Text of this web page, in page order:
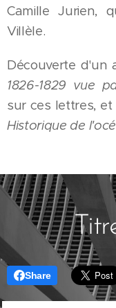
Camille Jurien,
Villèle.
Découverte d'un
1826-1829 vue
sur ces lettres,
Historique de
Share